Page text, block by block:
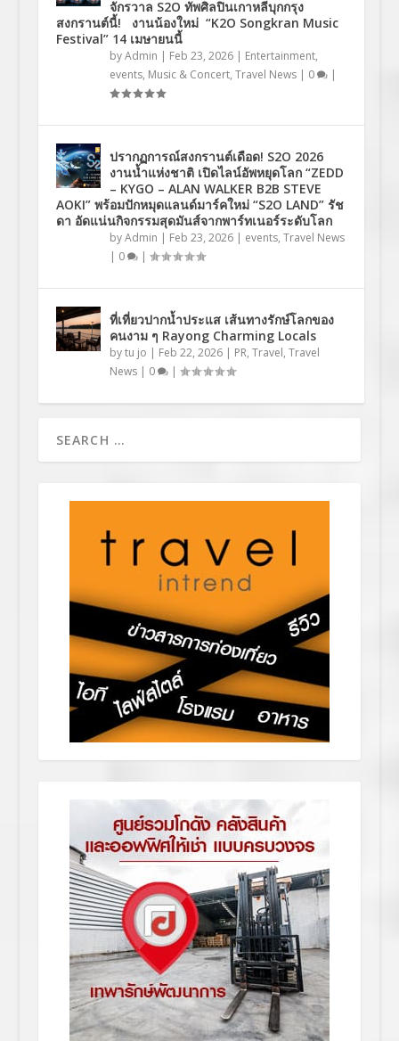
จักรวาล S2O ทัพศิลปินเกาหลีบุกกรุง
สงกรานต์นี้! งานน้องใหม่ “K2O Songkran Music
Festival” 14 เมษายนนี้
byAdmin | Feb 23, 2026| Entertainment,
events, Music & Concert, Travel News| 0 |
ปรากฏการณ์สงกรานต์เดือด! S2O 2026
งานน้ำแห่งชาติ เปิดไลน์อัพหยุดโลก “ZEDD
– KYGO – ALAN WALKER B2B STEVE
AOKI” พร้อมปักหมุดแลนด์มาร์คใหม่ “S2O LAND” รัช
ดา อัดแน่นกิจกรรมสุดมันส์จากพาร์ทเนอร์ระดับโลก
byAdmin | Feb 23, 2026| events, Travel News
| 0 |
ที่เที่ยวปากน้ำประแส เส้นทางรักษ์โลกของ
คนงาม ๆ Rayong Charming Locals
bytu jo | Feb 22, 2026| PR, Travel, Travel
News| 0 |